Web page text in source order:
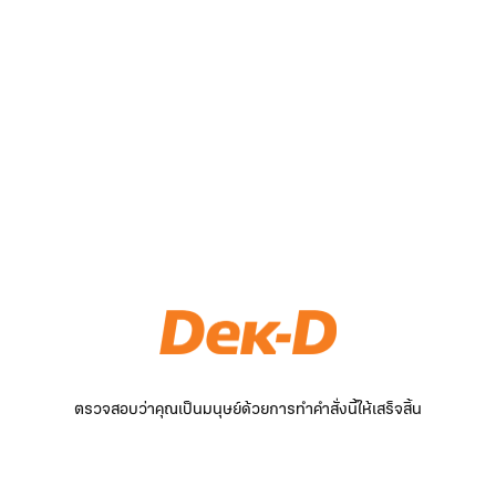
ตรวจสอบว่าคุณเป็นมนุษย์ด้วยการทำคำสั่งนี้ให้เสร็จสิ้น